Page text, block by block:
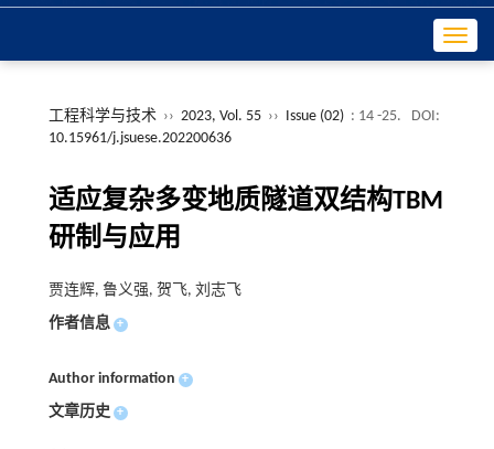
工程科学与技术 ›› 2023, Vol. 55 ›› Issue (02) : 14 -25.
DOI:
10.15961/j.jsuese.202200636
适应复杂多变地质隧道双结构TBM
研制与应用
贾连辉, 鲁义强, 贺飞, 刘志飞
作者信息 +
Author information +
文章历史 +